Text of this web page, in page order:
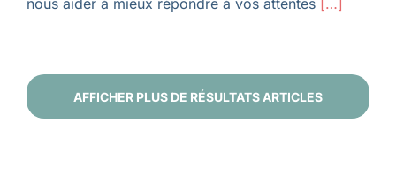
AFFICHER PLUS DE RÉSULTATS ARTICLES